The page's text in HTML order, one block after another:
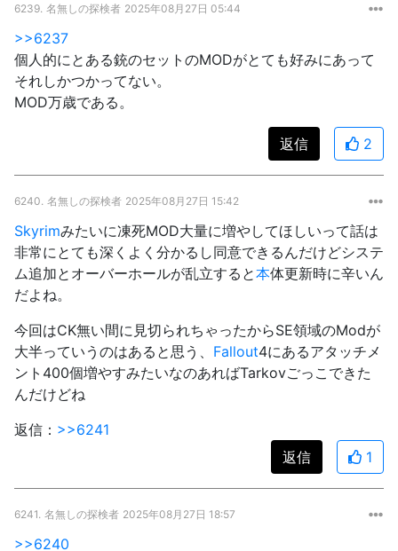
6239. 名無しの探検者 2025年08月27日 05:44
>>6237
個人的にとある銃のセットのMODがとても好みにあって
それしかつかってない。
MOD万歳である。
返信 2
6240. 名無しの探検者 2025年08月27日 15:42
Skyrimみたいに凍死MOD大量に増やしてほしいって話は
非常にとても深くよく分かるし同意できるんだけどシステ
ム追加とオーバーホールが乱立すると本体更新時に辛いん
だよね。
今回はCK無い間に見切られちゃったからSE領域のModが
大半っていうのはあると思う、 Fallout4にあるアタッチメ
ント400個増やすみたいなのあればTarkovごっこできた
んだけどね
返信： >>6241
返信
1
6241. 名無しの探検者 2025年08月27日 18:57
>>6240